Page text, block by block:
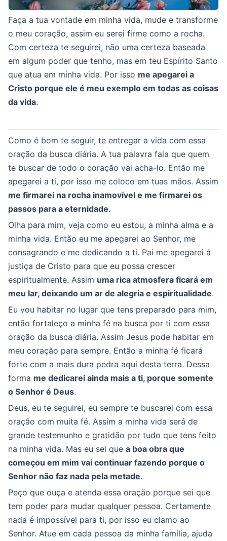
Faça a tua vontade em minha vida, mude e transforme
o meu coração, assim eu serei firme como a rocha.
Com certeza te seguirei, não uma certeza baseada
em algum poder que tenho, mas em teu Espírito Santo
que atua em minha vida. Por isso me apegarei a
Cristo porque ele é meu exemplo em todas as coisas
da vida.
Como é bom te seguir, te entregar a vida com essa
oração da busca diária. A tua palavra fala que quem
te buscar de todo o coração vai acha-lo. Então me
apegarei a ti, por isso me coloco em tuas mãos. Assim
me firmarei na rocha inamovível e me firmarei os
passos para a eternidade.
Olha para mim, veja como eu estou, a minha alma e a
minha vida. Então eu me apegarei ao Senhor, me
consagrando e me dedicando a ti. Pai me apegarei à
justiça de Cristo para que eu possa crescer
espiritualmente. Assim uma rica atmosfera ficará em
meu lar, deixando um ar de alegria e espiritualidade.
Eu vou habitar no lugar que tens preparado para mim,
então fortaleço a minha fé na busca por ti com essa
oração da busca diária. Assim Jesus pode habitar em
meu coração para sempre. Então a minha fé ficará
forte com a mais dura pedra aqui desta terra. Dessa
forma me dedicarei ainda mais a ti, porque somente
o Senhor é Deus.
Deus, eu te seguirei, eu sempre te buscarei com essa
oração com muita fé. Assim a minha vida será de
grande testemunho e gratidão por tudo que tens feito
na minha vida. Mas eu sei que a boa obra que
começou em mim vai continuar fazendo porque o
Senhor não faz nada pela metade.
Peço que ouça e atenda essa oração porque sei que
tem poder para mudar qualquer pessoa. Certamente
nada é impossível para ti, por isso eu clamo ao
Senhor. Atue em cada pessoa da minha família, ajuda